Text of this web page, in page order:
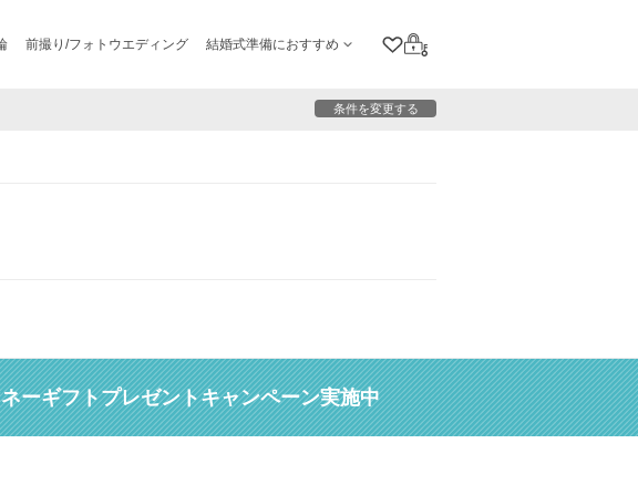
前撮り/フォトウエディング 結婚式準備におすすめ
クリップリスト
ログイン
条件を変更する
ーギフトプレゼントキャンペーン実施中